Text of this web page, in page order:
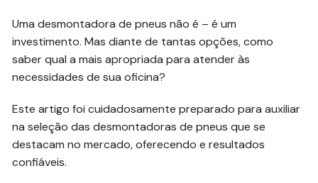
Uma desmontadora de pneus não é – é um
investimento. Mas diante de tantas opções, como
saber qual a mais apropriada para atender às
necessidades de sua oficina?
Este artigo foi cuidadosamente preparado para auxiliar
na seleção das desmontadoras de pneus que se
destacam no mercado, oferecendo e resultados
confiáveis.